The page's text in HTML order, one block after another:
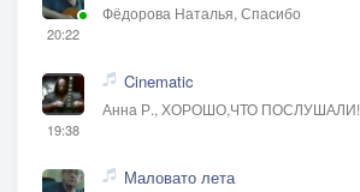
20:22
Фёдорова Наталья, Спасибо
19:38
Cinematic
Анна Р., ХОРОШО,ЧТО ПОСЛУШАЛИ!
Маловато лета